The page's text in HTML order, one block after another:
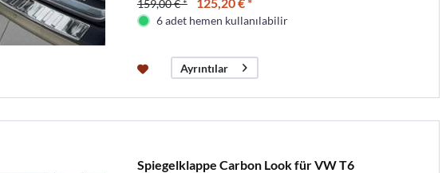
159,00 € * 125,20 € *
6 adet hemen kullanılabilir
Ayrıntılar
Spiegelklappe Carbon Look für VW T6